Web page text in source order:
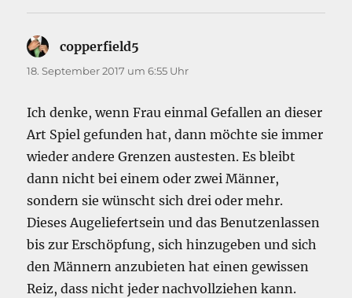
copperfield5
18. September 2017 um 6:55 Uhr
Ich denke, wenn Frau einmal Gefallen an dieser
Art Spiel gefunden hat, dann möchte sie immer
wieder andere Grenzen austesten. Es bleibt
dann nicht bei einem oder zwei Männer,
sondern sie wünscht sich drei oder mehr.
Dieses Augeliefertsein und das Benutzenlassen
bis zur Erschöpfung, sich hinzugeben und sich
den Männern anzubieten hat einen gewissen
Reiz, dass nicht jeder nachvollziehen kann.